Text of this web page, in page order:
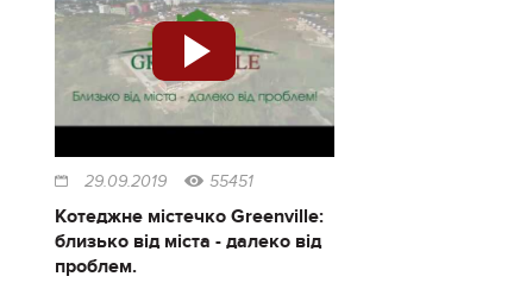
29.09.2019 55451
Котеджне містечко Greenville:
близько від міста - далеко від
проблем.